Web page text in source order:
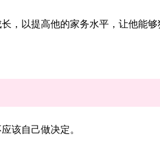
，以提高他的家务水平，让他能
该自己做决定。